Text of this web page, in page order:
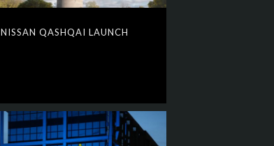
NISSAN QASHQAI LAUNCH